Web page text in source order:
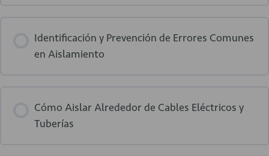
Identificación y Prevención de Errores Comunes
en Aislamiento
Cómo Aislar Alrededor de Cables Eléctricos y
Tuberías